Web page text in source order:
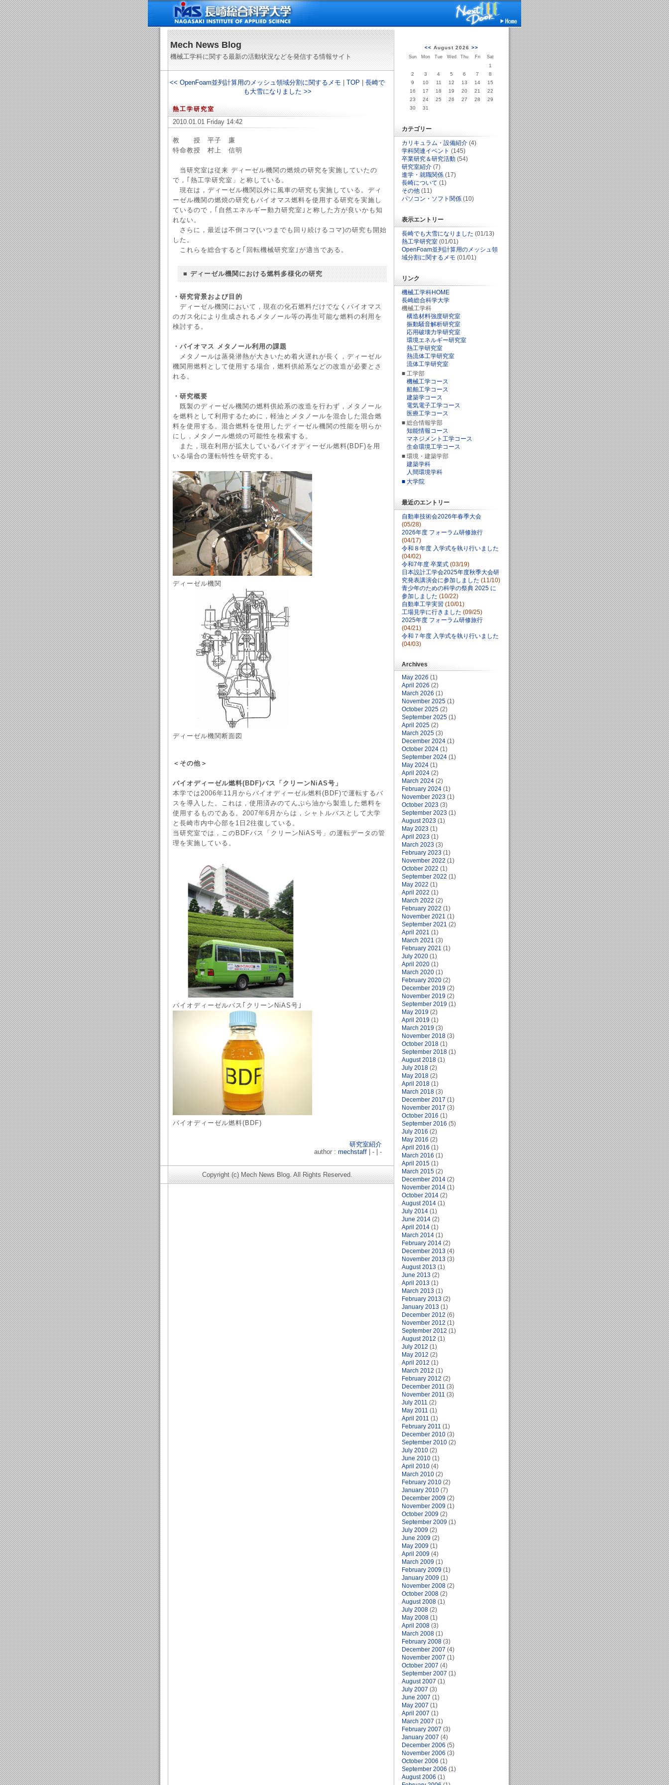
Mech News Blog
機械工学科に関する最新の活動状況などを発信する情報サイト
<< OpenFoam並列計算用のメッシュ領域分割に関するメモ TOP
長崎で
も大雪になりました >>
熱工学研究室
2010.01.01 Friday 14:42
教 授 平子 廉
特命教授 村上 信明
当研究室は従来 ディーゼル機関の燃焼の研究を実施していたの
で，｢熱工学研究室」と称している。
現在は，ディーゼル機関以外に風車の研究も実施している。ディ
ーゼル機関の燃焼の研究もバイオマス燃料を使用する研究を実施し
ているので，｢自然エネルギー動力研究室｣と称した方が良いかも知
れない。
さらに，最近は不倒コマ(いつまでも回り続けるコマ)の研究も開始
した。
これらを総合すると｢回転機械研究室｣が適当である。
■ ディーゼル機関における燃料多様化の研究
・研究背景および目的
ディーゼル機関において，現在の化石燃料だけでなくバイオマス
のガス化により生成されるメタノール等の再生可能な燃料の利用を
検討する。
・バイオマス メタノール利用の課題
メタノールは蒸発潜熱が大きいため着火遅れが長く，ディーゼル
機関用燃料として使用する場合，燃料供給系などの改造が必要とさ
れる。
・研究概要
既製のディーゼル機関の燃料供給系の改造を行わず，メタノール
を燃料として利用するために，軽油とメタノールを混合した混合燃
料を使用する。混合燃料を使用したディーゼル機関の性能を明らか
にし，メタノール燃焼の可能性を模索する。
また，現在利用が拡大しているバイオディーゼル燃料(BDF)を用
いる場合の運転特性を研究する。
ディーゼル機関
ディーゼル機関断面図
＜その他＞
バイオディーゼル燃料(BDF)バス「クリーンNiAS号」
本学では2006年11月からバイオディーゼル燃料(BDF)で運転するバ
スを導入した。これは，使用済みのてんぷら油から製造した燃料を
使用するものである。2007年6月からは，シャトルバスとして大学
と長崎市内中心部を1日2往復している。
当研究室では，このBDFバス「クリーンNiAS号」の運転データの管
理を実施している。
バイオディーゼルバス｢クリーンNiAS号｣
バイオディーゼル燃料(BDF)
研究室紹介
author : mechstaff | - | -
Copyright (c) Mech News Blog. All Rights Reserved.
<< August 2026 >>
Sun Mon Tue Wed Thu Fri Sat
1
2
3 4 5 6 7
8
9
10 11 12 13 14
15
16
17 18 19 20 21
22
23
24 25 26 27 28
29
30
31
カテゴリー
カリキュラム・設備紹介 (4)
学科関連イベント (145)
卒業研究＆研究活動 (54)
研究室紹介 (7)
進学・就職関係 (17)
長崎について (1)
その他 (11)
パソコン・ソフト関係 (10)
表示エントリー
長崎でも大雪になりました (01/13)
熱工学研究室 (01/01)
OpenFoam並列計算用のメッシュ領
域分割に関するメモ (01/01)
リンク
機械工学科HOME
長崎総合科学大学
機械工学科
構造材料強度研究室
振動騒音解析研究室
応用破壊力学研究室
環境エネルギー研究室
熱工学研究室
熱流体工学研究室
流体工学研究室
■ 工学部
機械工学コース
船舶工学コース
建築学コース
電気電子工学コース
医療工学コース
■ 総合情報学部
知能情報コース
マネジメント工学コース
生命環境工学コース
■ 環境・建築学部
建築学科
人間環境学科
■ 大学院
最近のエントリー
自動車技術会2026年春季大会
(05/28)
2026年度 フォーラム研修旅行
(04/17)
令和８年度 入学式を執り行いました
(04/02)
令和7年度 卒業式 (03/19)
日本設計工学会2025年度秋季大会研
究発表講演会に参加しました (11/10)
青少年のための科学の祭典 2025 に
参加しました (10/22)
自動車工学実習 (10/01)
工場見学に行きました (09/25)
2025年度 フォーラム研修旅行
(04/21)
令和７年度 入学式を執り行いました
(04/03)
Archives
May 2026 (1)
April 2026 (2)
March 2026 (1)
November 2025 (1)
October 2025 (2)
September 2025 (1)
April 2025 (2)
March 2025 (3)
December 2024 (1)
October 2024 (1)
September 2024 (1)
May 2024 (1)
April 2024 (2)
March 2024 (2)
February 2024 (1)
November 2023 (1)
October 2023 (3)
September 2023 (1)
August 2023 (1)
May 2023 (1)
April 2023 (1)
March 2023 (3)
February 2023 (1)
November 2022 (1)
October 2022 (1)
September 2022 (1)
May 2022 (1)
April 2022 (1)
March 2022 (2)
February 2022 (1)
November 2021 (1)
September 2021 (2)
April 2021 (1)
March 2021 (3)
February 2021 (1)
July 2020 (1)
April 2020 (1)
March 2020 (1)
February 2020 (2)
December 2019 (2)
November 2019 (2)
September 2019 (1)
May 2019 (2)
April 2019 (1)
March 2019 (3)
November 2018 (3)
October 2018 (1)
September 2018 (1)
August 2018 (1)
July 2018 (2)
May 2018 (2)
April 2018 (1)
March 2018 (3)
December 2017 (1)
November 2017 (3)
October 2016 (1)
September 2016 (5)
July 2016 (2)
May 2016 (2)
April 2016 (1)
March 2016 (1)
April 2015 (1)
March 2015 (2)
December 2014 (2)
November 2014 (1)
October 2014 (2)
August 2014 (1)
July 2014 (1)
June 2014 (2)
April 2014 (1)
March 2014 (1)
February 2014 (2)
December 2013 (4)
November 2013 (3)
August 2013 (1)
June 2013 (2)
April 2013 (1)
March 2013 (1)
February 2013 (2)
January 2013 (1)
December 2012 (6)
November 2012 (1)
September 2012 (1)
August 2012 (1)
July 2012 (1)
May 2012 (2)
April 2012 (1)
March 2012 (1)
February 2012 (2)
December 2011 (3)
November 2011 (3)
July 2011 (2)
May 2011 (1)
April 2011 (1)
February 2011 (1)
December 2010 (3)
September 2010 (2)
July 2010 (2)
June 2010 (1)
April 2010 (4)
March 2010 (2)
February 2010 (2)
January 2010 (7)
December 2009 (2)
November 2009 (1)
October 2009 (2)
September 2009 (1)
July 2009 (2)
June 2009 (2)
May 2009 (1)
April 2009 (4)
March 2009 (1)
February 2009 (1)
January 2009 (1)
November 2008 (2)
October 2008 (2)
August 2008 (1)
July 2008 (2)
May 2008 (1)
April 2008 (3)
March 2008 (1)
February 2008 (3)
December 2007 (4)
November 2007 (1)
October 2007 (4)
September 2007 (1)
August 2007 (1)
July 2007 (3)
June 2007 (1)
May 2007 (1)
April 2007 (1)
March 2007 (1)
February 2007 (3)
January 2007 (4)
December 2006 (5)
November 2006 (3)
October 2006 (1)
September 2006 (1)
August 2006 (1)